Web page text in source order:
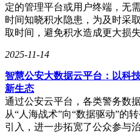
定的管理平台或用户终端，无
时间知晓积水隐患，为及时采
取时间，避免积水造成更大损
2025-11-14
智慧公安大数据云平台：以科
新生态
通过公安云平台，各类警务数
从“人海战术”向“数据驱动”的
引入，进一步拓宽了公众参与